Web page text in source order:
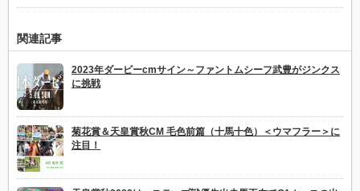
関連記事
2023年ダービーcmサイン～ファントムシーフ武豊がジンクス
に挑戦
菊花賞＆天皇賞秋CM 毛色前篇（十馬十色）＜ウマフラー＞に
注目！